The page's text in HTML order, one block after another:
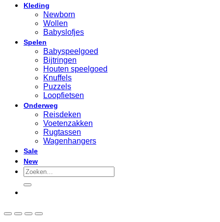
Kleding
Newborn
Wollen
Babyslofjes
Spelen
Babyspeelgoed
Bijtringen
Houten speelgoed
Knuffels
Puzzels
Loopfietsen
Onderweg
Reisdeken
Voetenzakken
Rugtassen
Wagenhangers
Sale
New
Zoeken